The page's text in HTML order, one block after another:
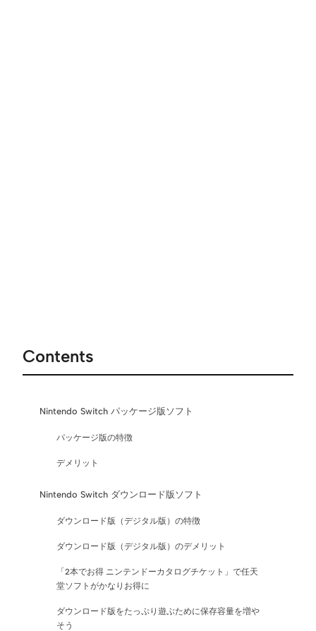
Contents
Nintendo Switch パッケージ版ソフト
パッケージ版の特徴
デメリット
Nintendo Switch ダウンロード版ソフト
ダウンロード版（デジタル版）の特徴
ダウンロード版（デジタル版）のデメリット
「2本でお得 ニンテンドーカタログチケット」で任天
堂ソフトがかなりお得に
ダウンロード版をたっぷり遊ぶために保存容量を増や
そう